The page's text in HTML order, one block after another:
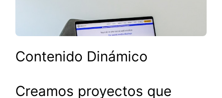
Contenido Dinámico
Creamos proyectos que